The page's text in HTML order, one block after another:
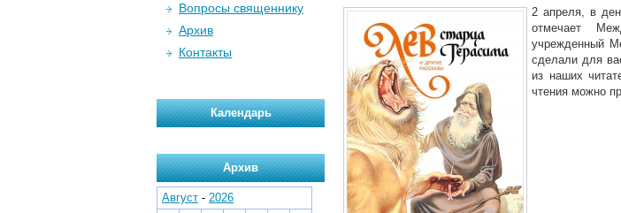
2 апреля, в
отмечает
учрежденный
сделали для
из наших
чтения можно
Вопросы священнику
Архив
Контакты
Календарь
Архив
Август - 2026